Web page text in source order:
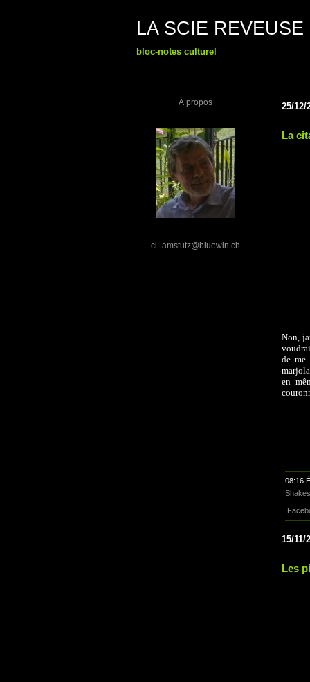
LA SCIE REVEUSE
bloc-notes culturel
À propos
cl_amstutz@bluewin.ch
25/12/
La
Non,
de me
en
08:16
15/11/
Les